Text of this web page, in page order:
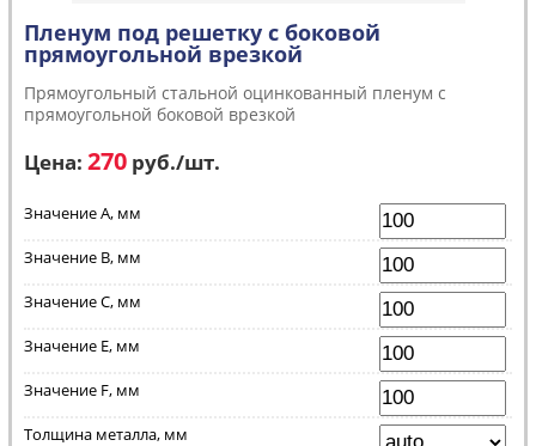
Пленум под решетку с боковой
прямоугольной врезкой
Прямоугольный стальной оцинкованный пленум с
прямоугольной боковой врезкой
Цена: 270 руб./шт.
Значение А, мм
Значение B, мм
Значение C, мм
Значение E, мм
Значение F, мм
Толщина металла, мм